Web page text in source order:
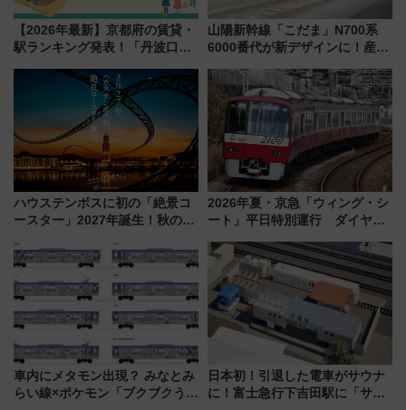
【2026年最新】京都府の賃貸・
駅ランキング発表！「丹波口」
山陽新幹線「こだま」N700系
6000番代が新デザインに！産学
用は今冬から
ハウステンボスに初の「絶景コ
ースター」2027年誕生！秋の
ろも一挙紹介
2026年夏・京急「ウィング・シ
ート」平日特別運行 ダイヤ・
三浦海岸を堪能できるお出かけ
プランもご紹介
車内にメタモン出現？ みなとみ
らい線×ポケモン「ブクブクうみ
日本初！引退した電車がサウナ
に！富士急行下吉田駅に「サ電